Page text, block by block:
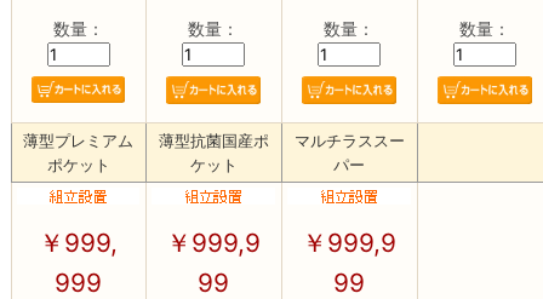
数量： 数量： 数量： 数量：
薄型プレミアム
ポケット
薄型抗菌国産ポ
ケット
マルチラススー
パー
￥ 999,
999
￥ 999,9
99
￥ 999,9
99